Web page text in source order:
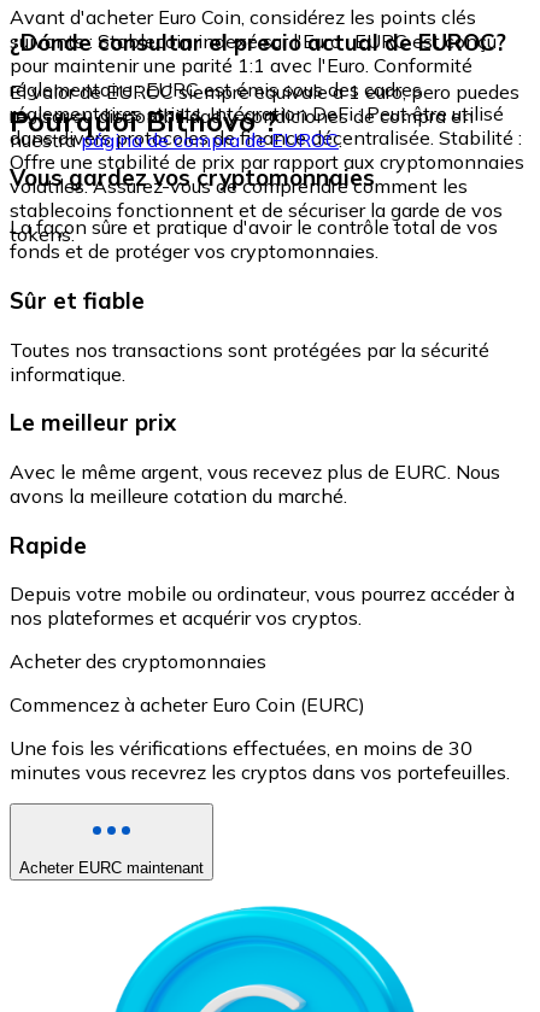
Avant d'acheter Euro Coin, considérez les points clés
suivants : Stablecoin indexé sur l'Euro : EURC est conçu
pour maintenir une parité 1:1 avec l'Euro. Conformité
réglementaire : EURC est émis sous des cadres
réglementaires stricts. Intégration DeFi : Peut être utilisé
dans divers protocoles de finance décentralisée. Stabilité :
Offre une stabilité de prix par rapport aux cryptomonnaies
volatiles. Assurez-vous de comprendre comment les
stablecoins fonctionnent et de sécuriser la garde de vos
tokens.
¿Dónde consultar el precio actual de EUROC?
El valor de EUROC siempre equivale a 1 euro, pero puedes
revisar su disponibilidad y condiciones de compra en
nuestrapágina de compra de EUROC.
Pourquoi Bitnovo ?
Vous gardez vos cryptomonnaies
La façon sûre et pratique d'avoir le contrôle total de vos
fonds et de protéger vos cryptomonnaies.
Sûr et fiable
Toutes nos transactions sont protégées par la sécurité
informatique.
Le meilleur prix
Avec le même argent, vous recevez plus de EURC. Nous
avons la meilleure cotation du marché.
Rapide
Depuis votre mobile ou ordinateur, vous pourrez accéder à
nos plateformes et acquérir vos cryptos.
Acheter des cryptomonnaies
Commencez à acheter Euro Coin (EURC)
Une fois les vérifications effectuées, en moins de 30
minutes vous recevrez les cryptos dans vos portefeuilles.
Acheter EURC maintenant